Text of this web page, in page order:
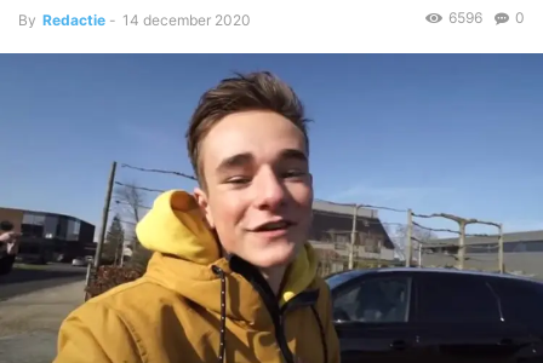
By Redactie - 14 december 2020 0
6596